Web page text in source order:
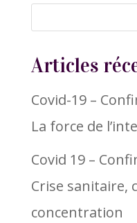
Articles
Covid-19 –
La force de
Covid 19 –
Crise sanitaire,
concentration